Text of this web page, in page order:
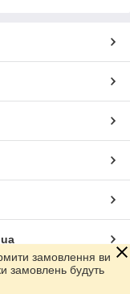
замовлення ви
замовлень будуть